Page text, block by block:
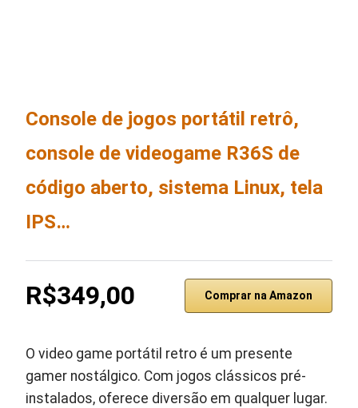
Console de jogos portátil retrô,
console de videogame R36S de
código aberto, sistema Linux, tela
IPS…
R$349,00 Comprar na Amazon
O video game portátil retro é um presente
gamer nostálgico. Com jogos clássicos pré-
instalados, oferece diversão em qualquer lugar.